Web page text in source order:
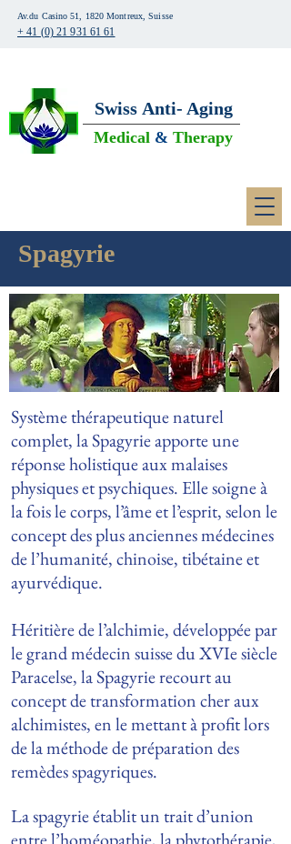
Av.du Casino 51, 1820 Montreux, Suisse
+ 41 (0) 21 931 61 61
Swiss Anti- Aging
Medical & Therapy
Spagyrie
Système thérapeutique naturel
complet, la Spagyrie apporte une
réponse holistique aux malaises
physiques et psychiques. Elle soigne à
la fois le corps, l’âme et l’esprit, selon le
concept des plus anciennes médecines
de l’humanité, chinoise, tibétaine et
ayurvédique.
Héritière de l’alchimie, développée par
le grand médecin suisse du XVIe siècle
Paracelse, la Spagyrie recourt au
concept de transformation cher aux
alchimistes, en le mettant à profit lors
de la méthode de préparation des
remèdes spagyriques.
La spagyrie établit un trait d’union